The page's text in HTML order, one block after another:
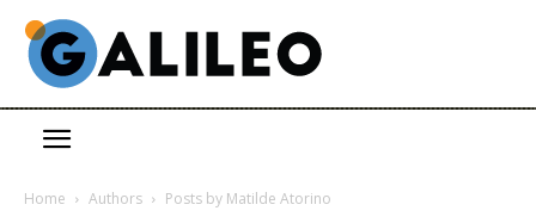
Home Authors Posts by Matilde Atorino